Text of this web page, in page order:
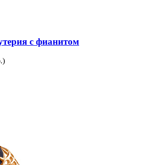
с фианитом